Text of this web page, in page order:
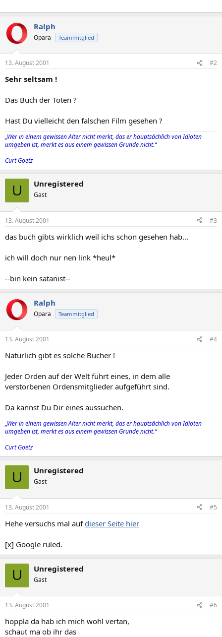
Ralph
Opara Teammitglied
13. August 2001 #2
Sehr seltsam !
Das Buch der Toten ?
Hast Du vielleicht den falschen Film gesehen ?
„Wer in einem gewissen Alter nicht merkt, das er hauptsächlich von Idioten
umgeben ist, merkt es aus einem gewissen Grunde nicht.“
Curt Goetz
U Unregistered
Gast
13. August 2001 #3
das buch gibts wirklich weil ichs schon gesehen hab...
ich will doch nur nen link *heul*
--bin kein satanist--
Ralph
Opara Teammitglied
13. August 2001 #4
Natürlich gibt es solche Bücher !
Jeder Orden auf der Welt führt eines, in dem alle
verstorbenen Ordensmitglieder aufgeführt sind.
Da kannst Du Dir eines aussuchen.
„Wer in einem gewissen Alter nicht merkt, das er hauptsächlich von Idioten
umgeben ist, merkt es aus einem gewissen Grunde nicht.“
Curt Goetz
U Unregistered
Gast
13. August 2001 #5
Hehe versuchs mal aufdieser Seite hier
[x] Google ruled.
U Unregistered
Gast
13. August 2001 #6
hoppla da hab ich mich wohl vertan,
schaut ma ob ihr das